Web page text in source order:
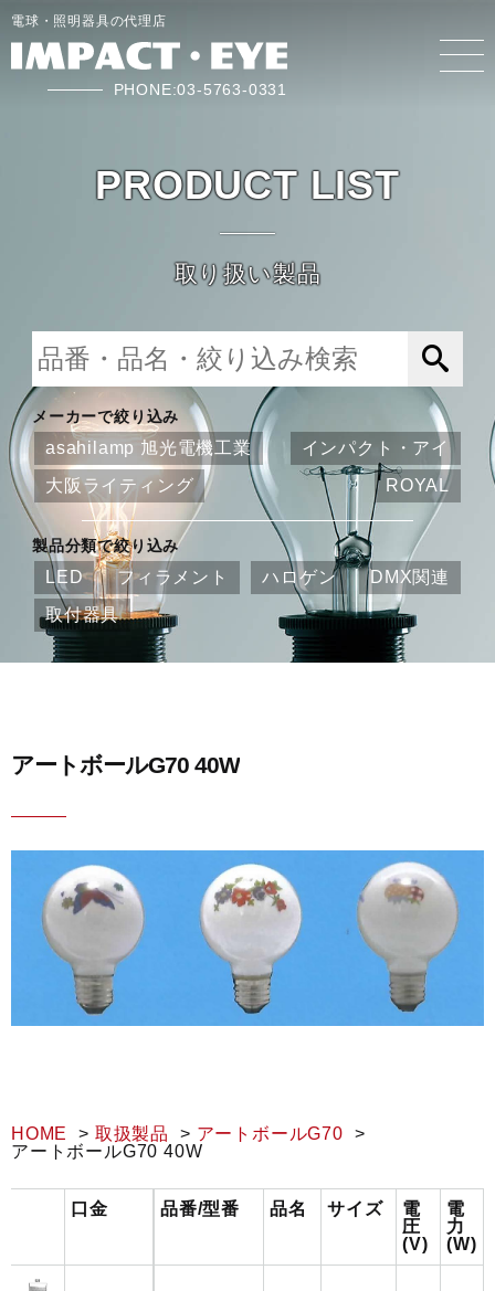
電球・照明器具の代理店
PHONE:03-5763-0331
PRODUCT LIST
取り扱い製品
メーカーで絞り込み
asahilamp 旭光電機工業
インパクト・アイ
大阪ライティング
ROYAL
製品分類で絞り込み
LED フィラメント ハロゲン
DMX関連
取付器具
アートボールG70 40W
HOME 取扱製品
アートボールG70
アートボールG70 40W
口金 品番/型番 品名 サイズ
電
圧
(V)
電
力
(W)